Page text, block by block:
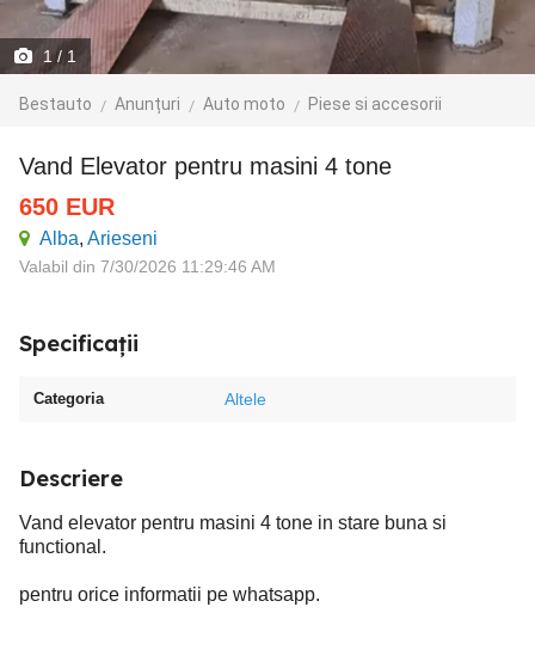
1 / 1
Bestauto Anunțuri Auto moto Piese si accesorii
Vand Elevator pentru masini 4 tone
650 EUR
Alba, Arieseni
Valabil din 7/30/2026 11:29:46 AM
Specificații
Categoria Altele
Descriere
Vand elevator pentru masini 4 tone in stare buna si
functional.
pentru orice informatii pe whatsapp.